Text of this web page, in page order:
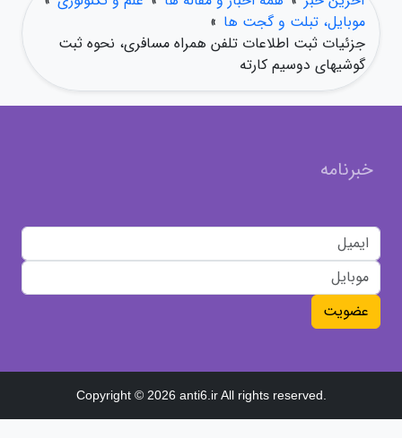
موبایل، تبلت و گجت ها »
جزئیات ثبت اطلاعات تلفن همراه مسافری، نحوه ثبت
گوشیهای دوسیم کارته
خبرنامه
عضویت
Copyright © 2026 anti6.ir All rights reserved.